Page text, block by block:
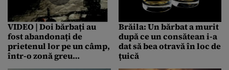
VIDEO | Doi bărbați au
fost abandonați de
prietenul lor pe un câmp,
într-o zonă greu
Brăila: Un bărbat a murit
după ce un consătean i-a
dat să bea otravă în loc de
țuică